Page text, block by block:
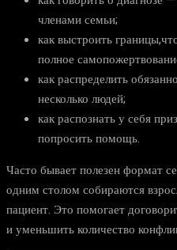
членами семьи;
как выстроить
полное
как распределить
несколько людей;
как распознать у себя
попросить помощь.
Часто бывает полезен формат
одним столом собираются
пациент. Это помогает
и уменьшить количество